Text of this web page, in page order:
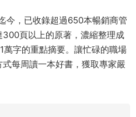
今，已收錄超過650本暢銷商管
頁以上的原著，濃縮整理成
字的重點摘要。讓忙碌的職場
每周讀一本好書，獲取專家嚴